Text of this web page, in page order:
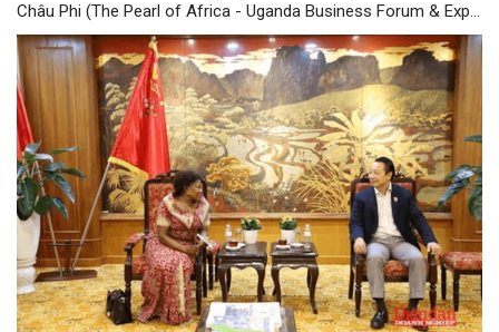
Châu Phi (The Pearl of Africa - Uganda Business Forum & Expo
Vietnam Chapter), cho thấy sức hút ngày càng lớn của sự kiện
đối với cộng đồng doanh nghiệp hai nước, đồng thời mở ra kỳ
vọng về những kết nối đầu tư và thương mại thực chất giữa Việt
Nam và Uganda.